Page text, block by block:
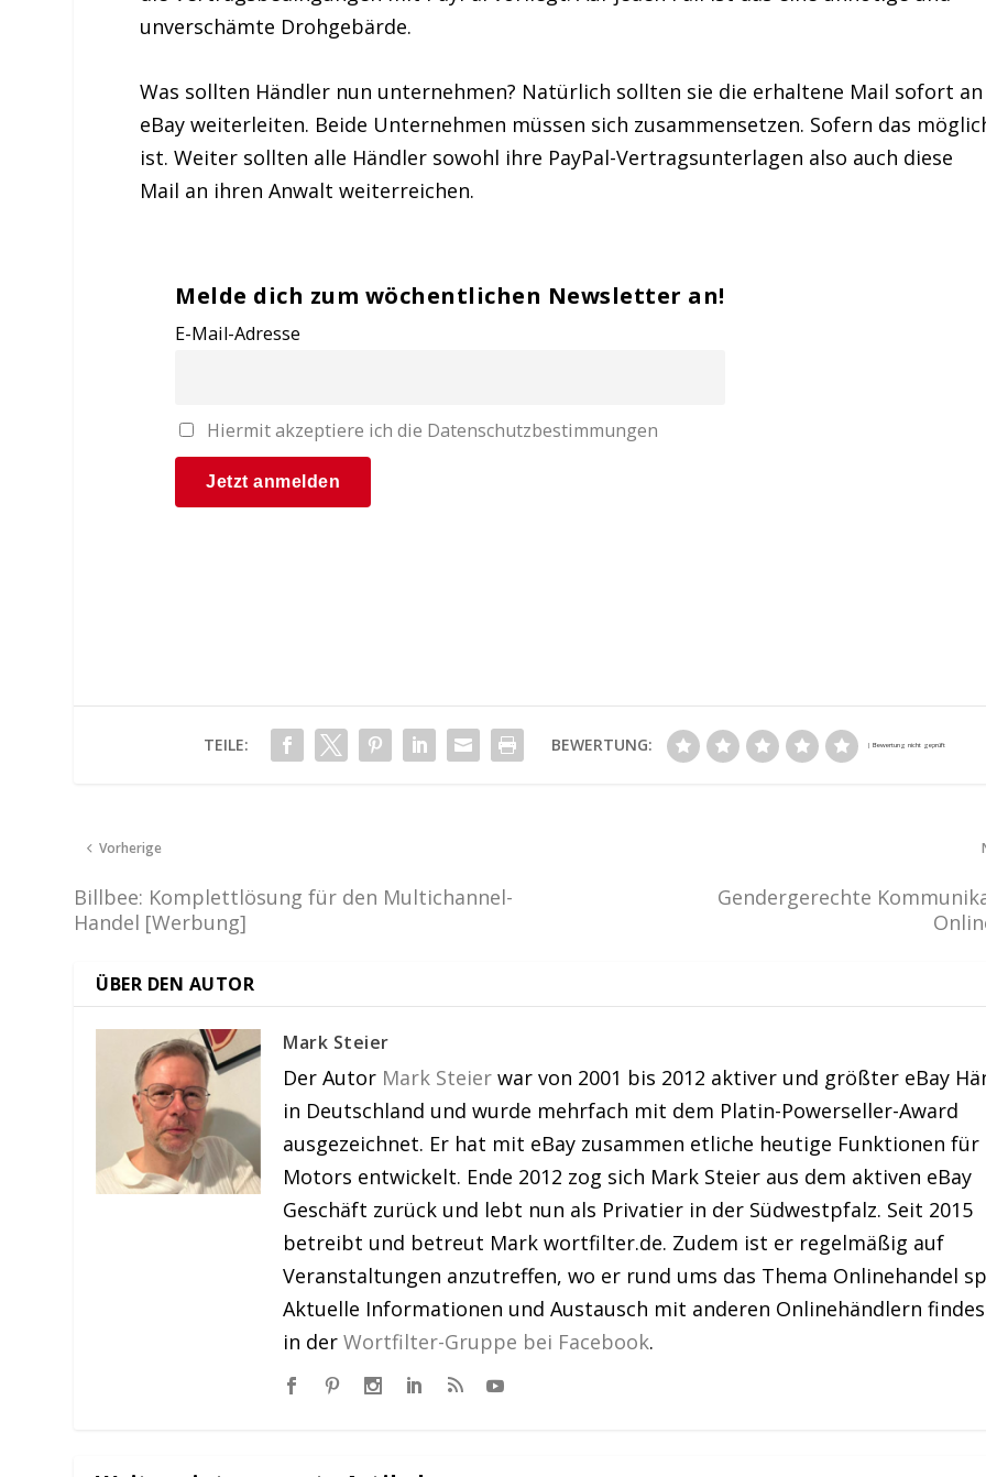
unverschämte Drohgebärde.
Was sollten Händler nun unternehmen? Natürlich sollten sie die erhaltene Mail sofort an
eBay weiterleiten. Beide Unternehmen müssen sich zusammensetzen. Sofern das
ist. Weiter sollten alle Händler sowohl ihre PayPal-Vertragsunterlagen also auch diese
Mail an ihren Anwalt weiterreichen.
Melde dich zum wöchentlichen Newsletter an!
E-Mail-Adresse
Hiermit akzeptiere ich die Datenschutzbestimmungen
TEILE: BEWERTUNG:
Vorherige
Billbee: Komplettlösung für den Multichannel-
Handel [Werbung]
Gendergerechte
ÜBER DEN AUTOR
Mark Steier
Der Autor Mark Steier war von 2001 bis 2012 aktiver und größter eBay
in Deutschland und wurde mehrfach mit dem Platin-Powerseller-Award
ausgezeichnet. Er hat mit eBay zusammen etliche heutige Funktionen für
Motors entwickelt. Ende 2012 zog sich Mark Steier aus dem aktiven eBay
Geschäft zurück und lebt nun als Privatier in der Südwestpfalz. Seit 2015
betreibt und betreut Mark wortfilter.de. Zudem ist er regelmäßig auf
Veranstaltungen anzutreffen, wo er rund ums das Thema Onlinehandel
Aktuelle Informationen und Austausch mit anderen Onlinehändlern
in derWortfilter-Gruppe bei Facebook.